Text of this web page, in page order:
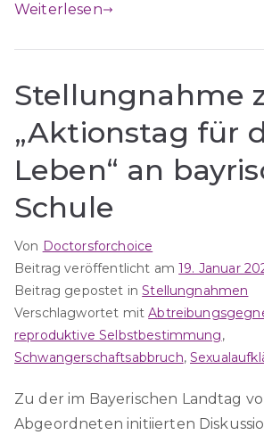
Weiterlesen
Stellungnahme
„Aktionstag für
Leben“ an
Schule
Von Doctorsforchoice
Beitrag veröffentlicht am19. Januar
Beitrag gepostet inStellungnahmen
Verschlagwortet mit
reproduktive Selbstbestimmung,
Schwangerschaftsabbruch,
Zu der im Bayerischen Landtag
Abgeordneten initiierten